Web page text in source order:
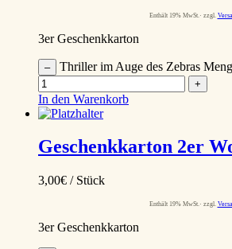
Enthält 19% MwSt. zzgl.
3er Geschenkkarton
– Thriller im Auge des Zebras
+
In den Warenkorb
Geschenkkarton 2er
3,00€ / Stück
Enthält 19% MwSt. zzgl.
3er Geschenkkarton